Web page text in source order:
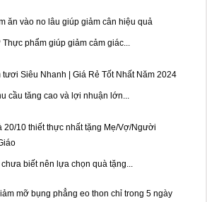
ăn vào no lâu giúp giảm cân hiệu quả
Thực phẩm giúp giảm cảm giác...
tươi Siêu Nhanh | Giá Rẻ Tốt Nhất Năm 2024
cầu tăng cao và lợi nhuận lớn...
20/10 thiết thực nhất tặng Mẹ/Vợ/Người
chưa biết nên lựa chọn quà tặng...
mỡ bụng phẳng eo thon chỉ trong 5 ngày